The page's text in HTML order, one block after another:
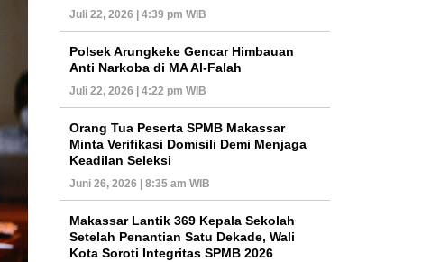
Juli 22, 2026 | 4:39 pm WIB
Polsek Arungkeke Gencar Himbauan
Anti Narkoba di MA Al-Falah
Juli 22, 2026 | 4:22 pm WIB
Orang Tua Peserta SPMB Makassar
Minta Verifikasi Domisili Demi Menjaga
Keadilan Seleksi
Juni 26, 2026 | 8:35 am WIB
Makassar Lantik 369 Kepala Sekolah
Setelah Penantian Satu Dekade, Wali
Kota Soroti Integritas SPMB 2026